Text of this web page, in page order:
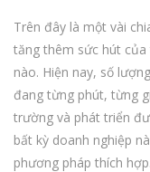
Trên đây là một vài
tăng thêm sức hút của
nào. Hiện nay, số lượng
đang từng phút, từng
trường và phát triển
bất kỳ doanh nghiệp
phương pháp thích